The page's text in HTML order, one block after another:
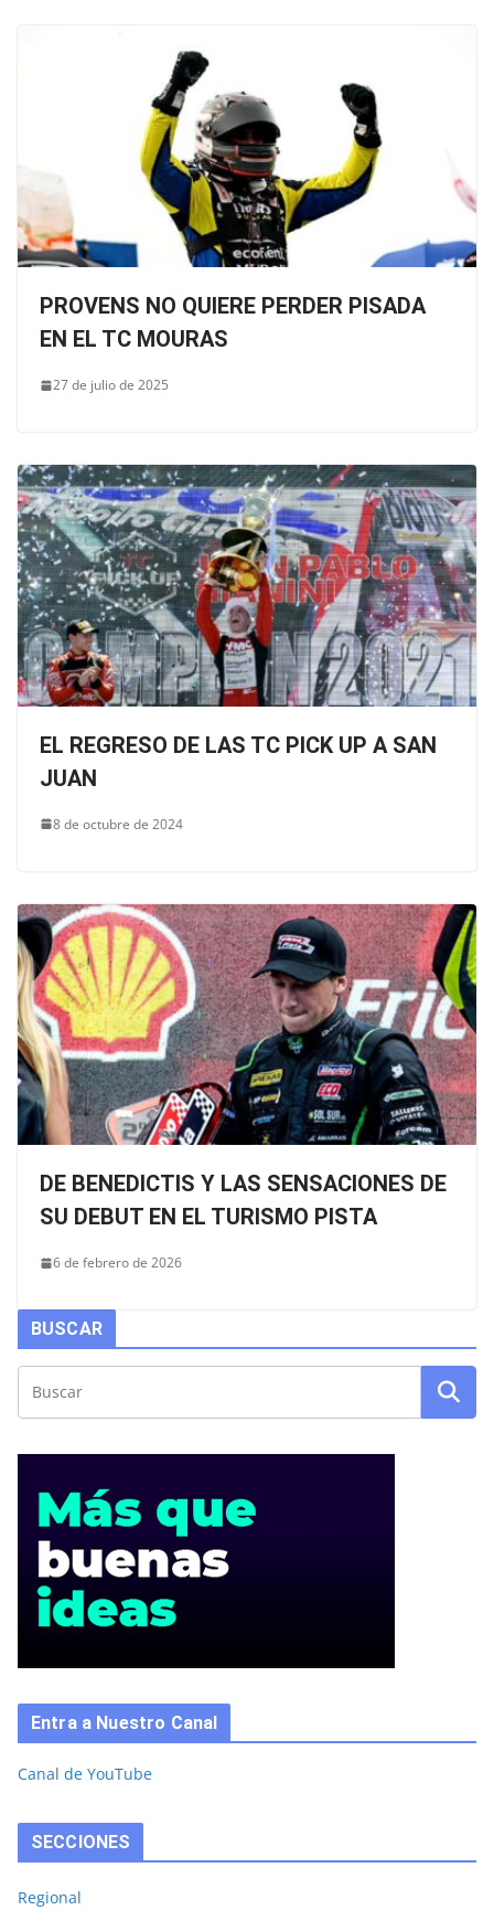
PROVENS NO QUIERE PERDER PISADA
EN EL TC MOURAS
27 de julio de 2025
EL REGRESO DE LAS TC PICK UP A SAN
JUAN
8 de octubre de 2024
DE BENEDICTIS Y LAS SENSACIONES DE
SU DEBUT EN EL TURISMO PISTA
6 de febrero de 2026
BUSCAR
Entra a Nuestro Canal
Canal de YouTube
SECCIONES
Regional